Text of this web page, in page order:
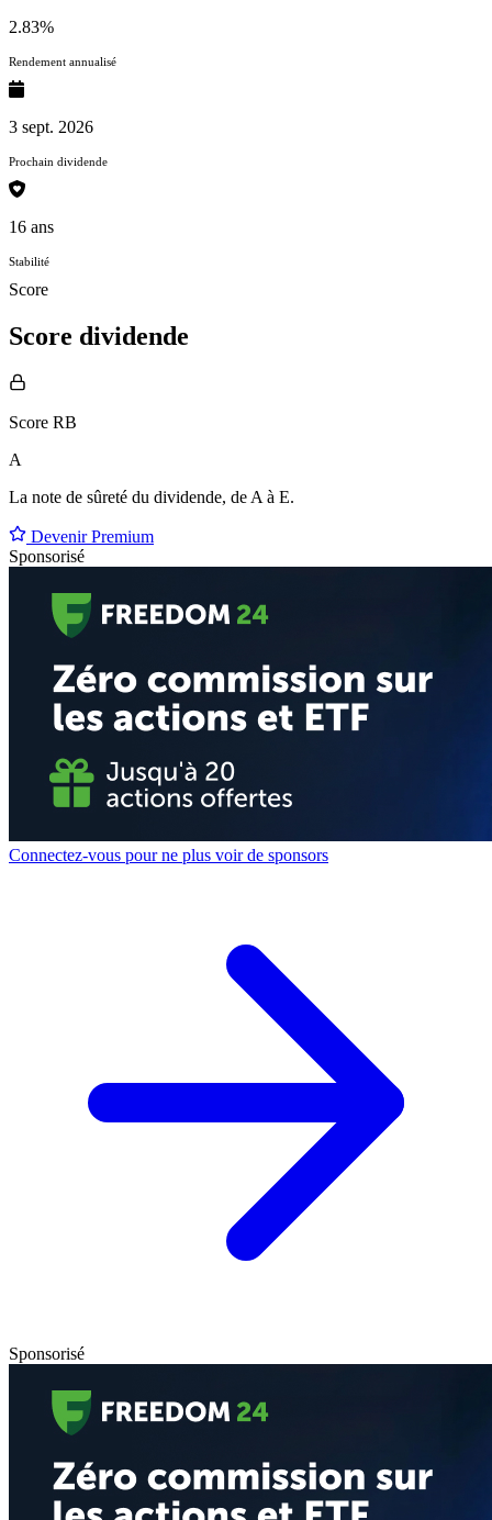
2.83%
Rendement annualisé
3 sept. 2026
Prochain dividende
16 ans
Stabilité
Score
Score dividende
Score RB
A
La note de sûreté du dividende, de A à E.
Devenir Premium
Sponsorisé
Connectez-vous pour ne plus voir de sponsors
Sponsorisé